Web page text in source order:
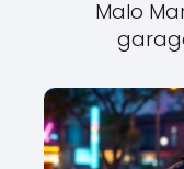
Malo